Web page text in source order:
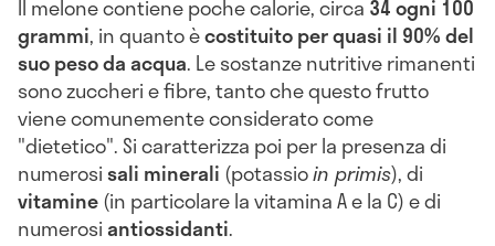
Il melone contiene poche calorie, circa 34 ogni 100
grammi, in quanto ècostituito per quasi il 90% del
suo peso da acqua. Le sostanze nutritive rimanenti
sono zuccheri e fibre, tanto che questo frutto
viene comunemente considerato come
"dietetico". Si caratterizza poi per la presenza di
numerosisali minerali (potassioin primis), di
vitamine(in particolare la vitamina A e la C) e di
numerosiantiossidanti.